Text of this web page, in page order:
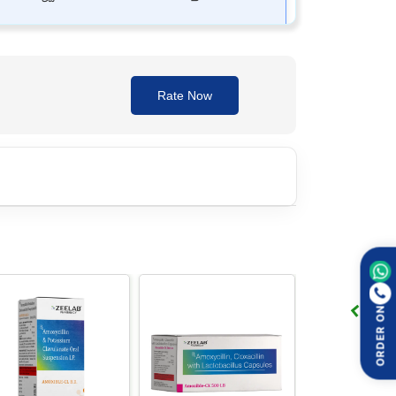
గొంతు, ఛాతీ, చర్మం, దంత మసూళ్లు
Rate Now
ORDER ON